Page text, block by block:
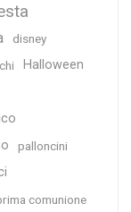
disney
Halloween
palloncini
comunione